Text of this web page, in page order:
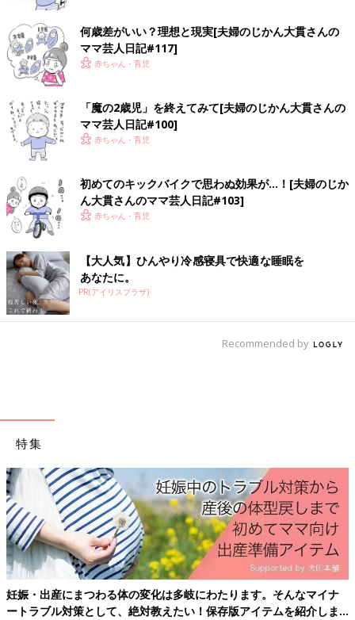
3人暮らし。2019年3月にコミックエッセイ「母ハハハ！」
（PARCO出版）を発売。
Amazonで見る
前の話
恐怖の必殺技！痛い
の痛いの飛んでい
け！【夫婦のじかん
大貫さんのママ芸人
日記#51】
一覧
次の話
怪奇現象？3人のパパ
【夫婦のじかん大貫さ
んのママ芸人日記
何歳差がいい？理想と現実[夫婦のじかん大貫さんの
ママ芸人日記#117]
赤ちゃん・育児
「魔の2歳児」を終えてみて[夫婦のじかん大貫さんの
ママ芸人日記#100]
赤ちゃん・育児
初めてのキックバイクで思わぬ効果が…！[夫婦のじか
ん大貫さんのママ芸人日記#103]
赤ちゃん・育児
【大人気】ひんやり冷感寝具で快適な睡眠を
あなたに。
PR(アイリスプラザ)
Recommended by
特集
妊娠・出産にまつわる体の変化は多岐にわたります。そんなマイナ
ートラブル対策として、絶対教えたい！保存版アイテムを紹介しま